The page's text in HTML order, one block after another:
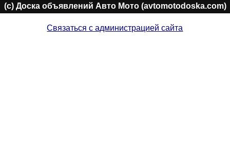
(c) Доска объявлений Авто Мото (avtomotodoska.com)
Связаться с администрацией сайта